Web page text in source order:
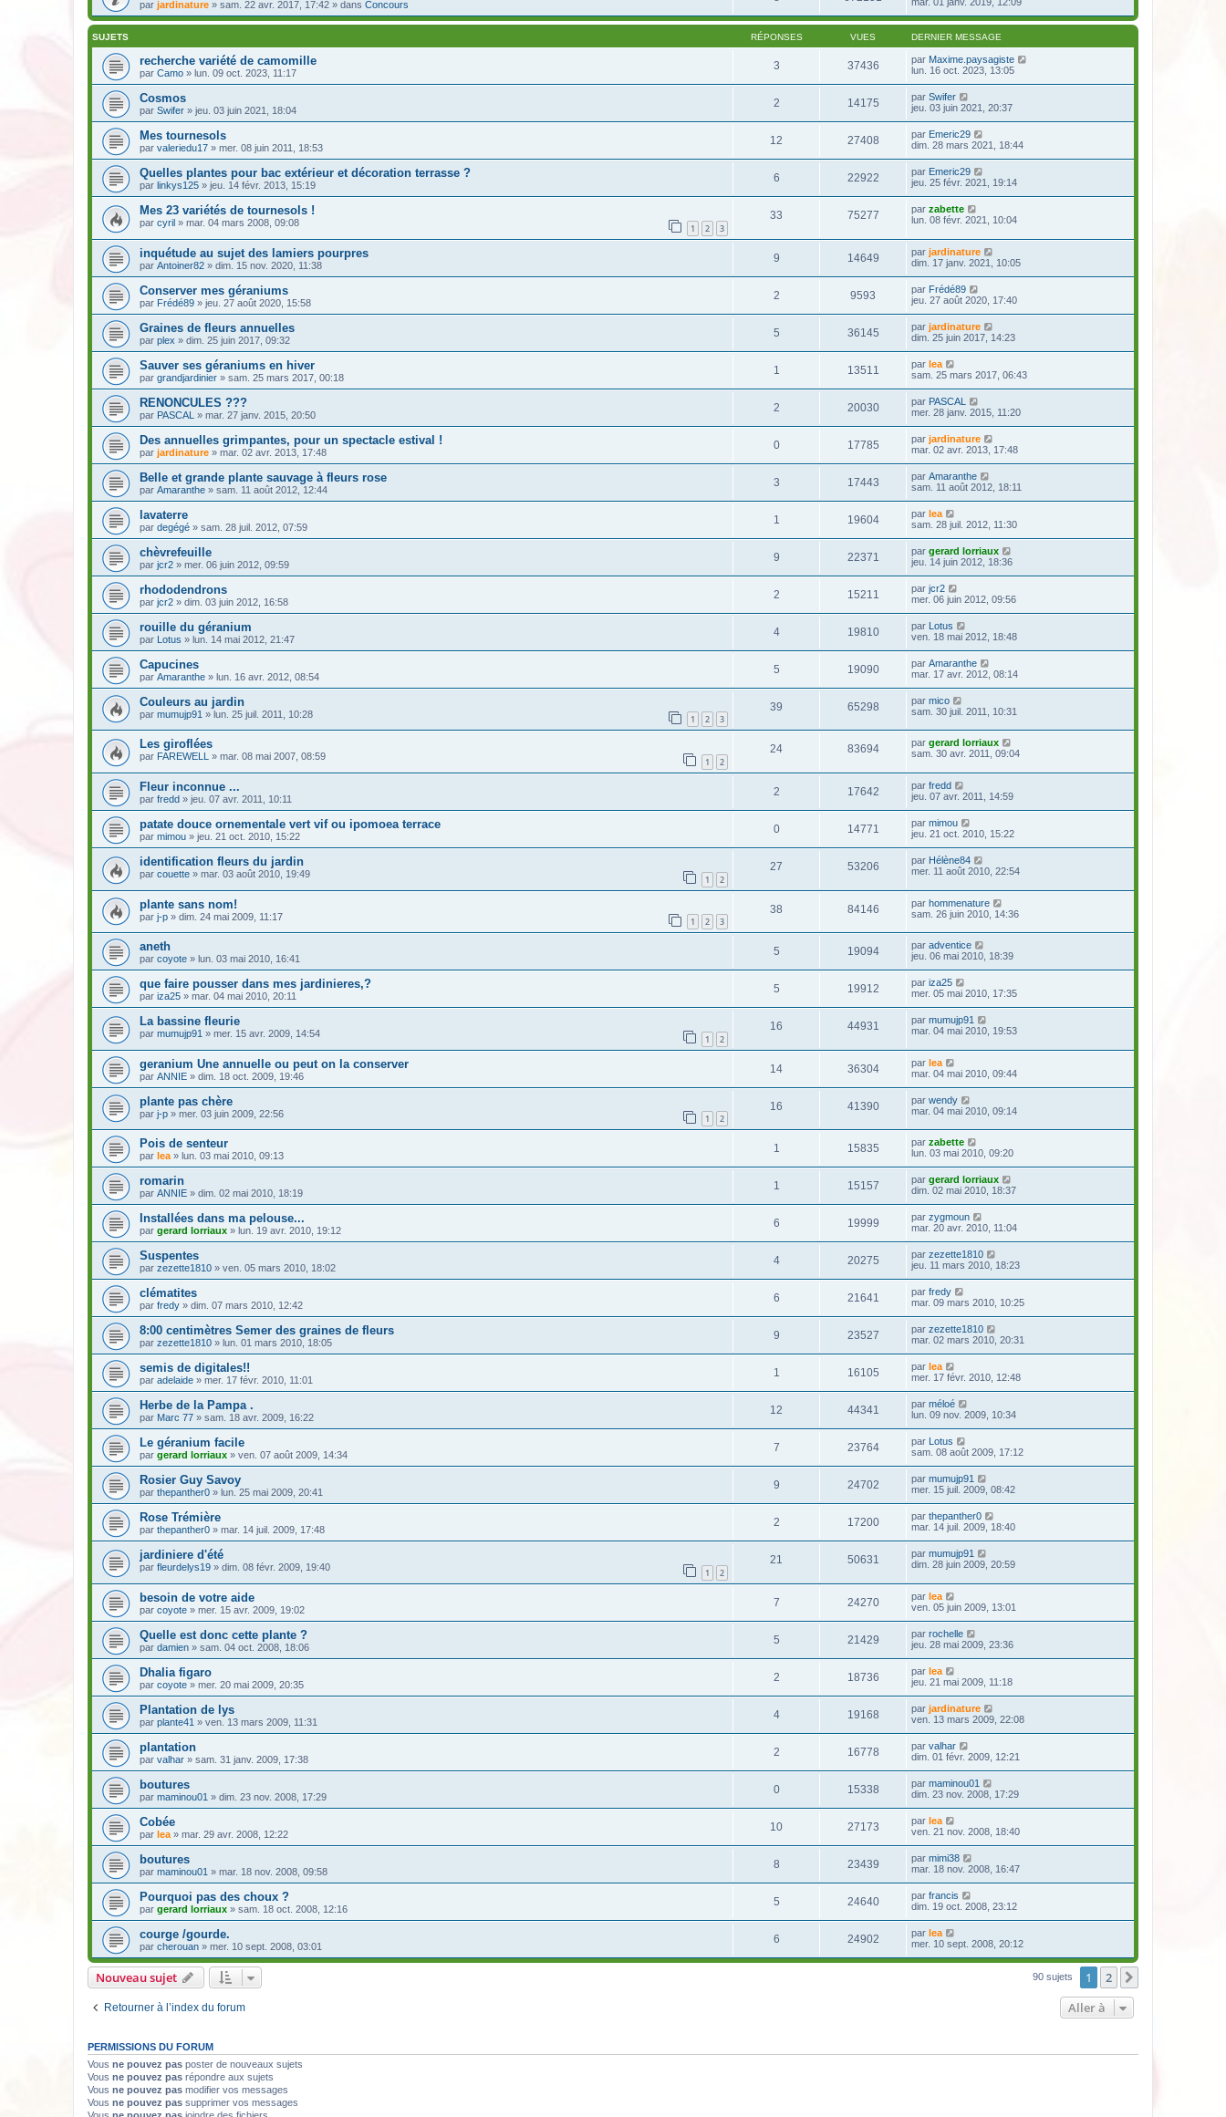
par jardinature » sam. 22 avr. 2017, 17:42 » dans Concours
SUJETS RÉPONSES VUES DERNIER MESSAGE
recherche variété de camomille
par Camo » lun. 09 oct. 2023, 11:17
3 37436 par Maxime.paysagiste
lun. 16 oct. 2023, 13:05
Cosmos
par Swifer » jeu. 03 juin 2021, 18:04
2 14175 par Swifer
jeu. 03 juin 2021, 20:37
Mes tournesols
par valeriedu17 » mer. 08 juin 2011, 18:53
12 27408 par Emeric29
dim. 28 mars 2021, 18:44
Quelles plantes pour bac extérieur et décoration terrasse ?
par linkys125 » jeu. 14 févr. 2013, 15:19
6 22922 par Emeric29
jeu. 25 févr. 2021, 19:14
Mes 23 variétés de tournesols !
par cyril » mar. 04 mars 2008, 09:08 1 2 3
33 75277 par zabette
lun. 08 févr. 2021, 10:04
inquétude au sujet des lamiers pourpres
par Antoiner82 » dim. 15 nov. 2020, 11:38
9 14649 par jardinature
dim. 17 janv. 2021, 10:05
Conserver mes géraniums
par Frédé89 » jeu. 27 août 2020, 15:58
2 9593 par Frédé89
jeu. 27 août 2020, 17:40
Graines de fleurs annuelles
par plex » dim. 25 juin 2017, 09:32
5 36145 par jardinature
dim. 25 juin 2017, 14:23
Sauver ses géraniums en hiver
par grandjardinier » sam. 25 mars 2017, 00:18
1 13511 par lea
sam. 25 mars 2017, 06:43
RENONCULES ???
par PASCAL » mar. 27 janv. 2015, 20:50
2 20030 par PASCAL
mer. 28 janv. 2015, 11:20
Des annuelles grimpantes, pour un spectacle estival !
par jardinature » mar. 02 avr. 2013, 17:48
0 17785 par jardinature
mar. 02 avr. 2013, 17:48
Belle et grande plante sauvage à fleurs rose
par Amaranthe » sam. 11 août 2012, 12:44
3 17443 par Amaranthe
sam. 11 août 2012, 18:11
lavaterre
par degégé » sam. 28 juil. 2012, 07:59
1 19604 par lea
sam. 28 juil. 2012, 11:30
chèvrefeuille
par jcr2 » mer. 06 juin 2012, 09:59
9 22371 par gerard lorriaux
jeu. 14 juin 2012, 18:36
rhododendrons
par jcr2 » dim. 03 juin 2012, 16:58
2 15211 par jcr2
mer. 06 juin 2012, 09:56
rouille du géranium
par Lotus » lun. 14 mai 2012, 21:47
4 19810 par Lotus
ven. 18 mai 2012, 18:48
Capucines
par Amaranthe » lun. 16 avr. 2012, 08:54
5 19090 par Amaranthe
mar. 17 avr. 2012, 08:14
Couleurs au jardin
par mumujp91 » lun. 25 juil. 2011, 10:28 1 2 3
39 65298 par mico
sam. 30 juil. 2011, 10:31
Les giroflées
par FAREWELL » mar. 08 mai 2007, 08:59 1 2
24 83694 par gerard lorriaux
sam. 30 avr. 2011, 09:04
Fleur inconnue ...
par fredd » jeu. 07 avr. 2011, 10:11
2 17642 par fredd
jeu. 07 avr. 2011, 14:59
patate douce ornementale vert vif ou ipomoea terrace
par mimou » jeu. 21 oct. 2010, 15:22
0 14771 par mimou
jeu. 21 oct. 2010, 15:22
identification fleurs du jardin
par couette » mar. 03 août 2010, 19:49 1 2
27 53206 par Hélène84
mer. 11 août 2010, 22:54
plante sans nom!
par j-p » dim. 24 mai 2009, 11:17 1 2 3
38 84146 par hommenature
sam. 26 juin 2010, 14:36
aneth
par coyote » lun. 03 mai 2010, 16:41
5 19094 par adventice
jeu. 06 mai 2010, 18:39
que faire pousser dans mes jardinieres,?
par iza25 » mar. 04 mai 2010, 20:11
5 19912 par iza25
mer. 05 mai 2010, 17:35
La bassine fleurie
par mumujp91 » mer. 15 avr. 2009, 14:54 1 2
16 44931 par mumujp91
mar. 04 mai 2010, 19:53
geranium Une annuelle ou peut on la conserver
par ANNIE » dim. 18 oct. 2009, 19:46
14 36304 par lea
mar. 04 mai 2010, 09:44
plante pas chère
par j-p » mer. 03 juin 2009, 22:56 1 2
16 41390 par wendy
mar. 04 mai 2010, 09:14
Pois de senteur
par lea» lun. 03 mai 2010, 09:13
1 15835 par zabette
lun. 03 mai 2010, 09:20
romarin
par ANNIE » dim. 02 mai 2010, 18:19
1 15157 par gerard lorriaux
dim. 02 mai 2010, 18:37
Installées dans ma pelouse...
par gerard lorriaux » lun. 19 avr. 2010, 19:12
6 19999 par zygmoun
mar. 20 avr. 2010, 11:04
Suspentes
par zezette1810 » ven. 05 mars 2010, 18:02
4 20275 par zezette1810
jeu. 11 mars 2010, 18:23
clématites
par fredy » dim. 07 mars 2010, 12:42
6 21641 par fredy
mar. 09 mars 2010, 10:25
8:00 centimètres Semer des graines de fleurs
par zezette1810 » lun. 01 mars 2010, 18:05
9 23527 par zezette1810
mar. 02 mars 2010, 20:31
semis de digitales!!
par adelaide » mer. 17 févr. 2010, 11:01
1 16105 par lea
mer. 17 févr. 2010, 12:48
Herbe de la Pampa .
par Marc 77 » sam. 18 avr. 2009, 16:22
12 44341 par méloé
lun. 09 nov. 2009, 10:34
Le géranium facile
par gerard lorriaux » ven. 07 août 2009, 14:34
7 23764 par Lotus
sam. 08 août 2009, 17:12
Rosier Guy Savoy
par thepanther0 » lun. 25 mai 2009, 20:41
9 24702 par mumujp91
mer. 15 juil. 2009, 08:42
Rose Trémière
par thepanther0 » mar. 14 juil. 2009, 17:48
2 17200 par thepanther0
mar. 14 juil. 2009, 18:40
jardiniere d'été
par fleurdelys19 » dim. 08 févr. 2009, 19:40 1 2
21 50631 par mumujp91
dim. 28 juin 2009, 20:59
besoin de votre aide
par coyote » mer. 15 avr. 2009, 19:02
7 24270 par lea
ven. 05 juin 2009, 13:01
Quelle est donc cette plante ?
par damien » sam. 04 oct. 2008, 18:06
5 21429 par rochelle
jeu. 28 mai 2009, 23:36
Dhalia figaro
par coyote » mer. 20 mai 2009, 20:35
2 18736 par lea
jeu. 21 mai 2009, 11:18
Plantation de lys
par plante41 » ven. 13 mars 2009, 11:31
4 19168 par jardinature
ven. 13 mars 2009, 22:08
plantation
par valhar » sam. 31 janv. 2009, 17:38
2 16778 par valhar
dim. 01 févr. 2009, 12:21
boutures
par maminou01 » dim. 23 nov. 2008, 17:29
0 15338 par maminou01
dim. 23 nov. 2008, 17:29
Cobée
par lea » mar. 29 avr. 2008, 12:22
10 27173 par lea
ven. 21 nov. 2008, 18:40
boutures
par maminou01 » mar. 18 nov. 2008, 09:58
8 23439 par mimi38
mar. 18 nov. 2008, 16:47
Pourquoi pas des choux ?
par gerard lorriaux » sam. 18 oct. 2008, 12:16
5 24640 par francis
dim. 19 oct. 2008, 23:12
courge /gourde.
par cherouan » mer. 10 sept. 2008, 03:01
6 24902 par lea
mer. 10 sept. 2008, 20:12
Nouveau sujet 90 sujets 1 2
Retourner à l’index du forum Aller à
PERMISSIONS DU FORUM
Vous ne pouvez pas poster de nouveaux sujets
Vous ne pouvez pas répondre aux sujets
Vous ne pouvez pas modifier vos messages
Vous ne pouvez pas supprimer vos messages